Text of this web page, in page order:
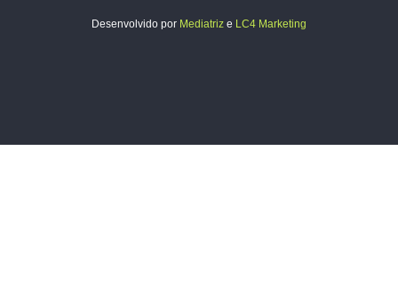
Desenvolvido por Mediatriz e LC4 Marketing